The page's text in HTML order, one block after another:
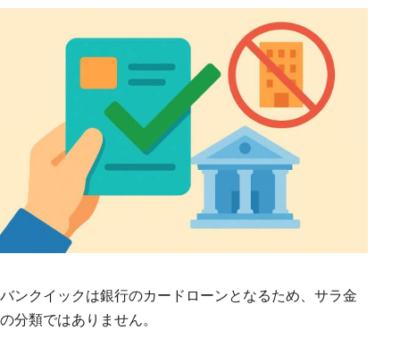
バンクイックは銀行のカードローンとなるため、サラ金
の分類ではありません。